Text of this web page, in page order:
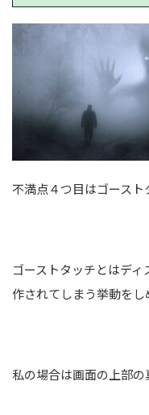
不満点４つ目はゴースト
ゴーストタッチとはデ
作されてしまう挙動をし
私の場合は画面の上部の